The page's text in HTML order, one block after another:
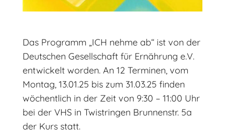
Das Programm „ICH nehme ab“ ist von der
Deutschen Gesellschaft für Ernährung e.V.
entwickelt worden. An 12 Terminen, vom
Montag, 13.01.25 bis zum 31.03.25 finden
wöchentlich in der Zeit von 9:30 – 11:00 Uhr
bei der VHS in Twistringen Brunnenstr. 5a
der Kurs statt.